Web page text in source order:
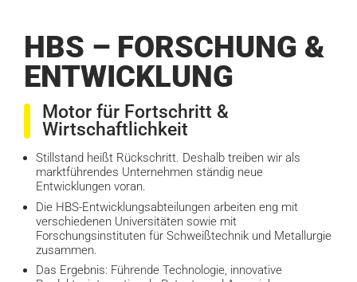
HBS – FORSCHUNG &
ENTWICKLUNG
Motor für Fortschritt &
Wirtschaftlichkeit
Stillstand heißt Rückschritt. Deshalb treiben wir als
marktführendes Unternehmen ständig neue
Entwicklungen voran.
Die HBS-Entwicklungsabteilungen arbeiten eng mit
verschiedenen Universitäten sowie mit
Forschungsinstituten für Schweißtechnik und Metallurgie
zusammen.
Das Ergebnis: Führende Technologie, innovative